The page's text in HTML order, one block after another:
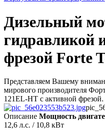
Дизельный
гидравликой
фрезой Forte
Представляем Вашему
мирового производителя
121EL-HT с активной
Описание Мощность
12,6 л.с. / 10,8 кВт